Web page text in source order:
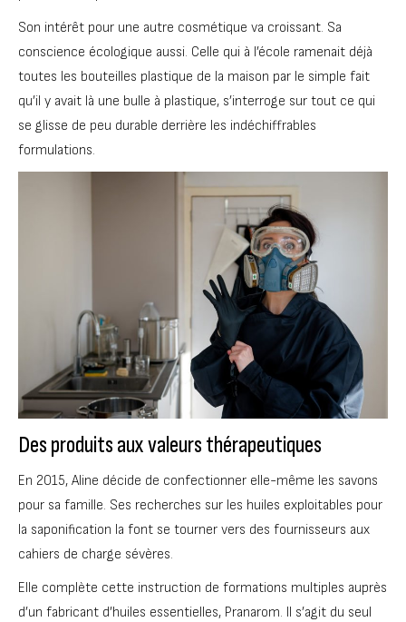
Son intérêt pour une autre cosmétique va croissant. Sa
conscience écologique aussi. Celle qui à l’école ramenait déjà
toutes les bouteilles plastique de la maison par le simple fait
qu’il y avait là une bulle à plastique, s’interroge sur tout ce qui
se glisse de peu durable derrière les indéchiffrables
formulations.
Des produits aux valeurs thérapeutiques
En 2015, Aline décide de confectionner elle-même les savons
pour sa famille. Ses recherches sur les huiles exploitables pour
la saponification la font se tourner vers des fournisseurs aux
cahiers de charge sévères.
Elle complète cette instruction de formations multiples auprès
d’un fabricant d’huiles essentielles, Pranarom. Il s’agit du seul